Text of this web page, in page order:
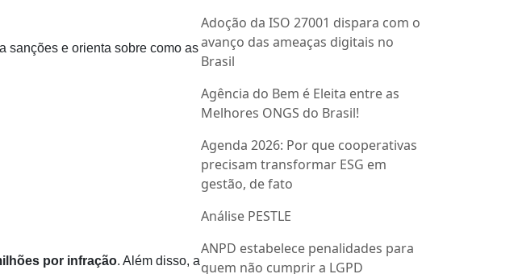
sanções e orienta sobre como as
por infração. Além disso, a
Adoção da ISO 27001 dispara com o
avanço das ameaças digitais no
Brasil
Agência do Bem é Eleita entre as
Melhores ONGS do Brasil!
Agenda 2026: Por que cooperativas
precisam transformar ESG em
gestão, de fato
Análise PESTLE
ANPD estabelece penalidades para
quem não cumprir a LGPD